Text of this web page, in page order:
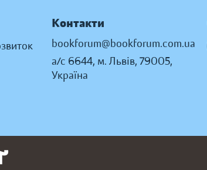
Контакти
bookforum@bookforum.com.ua
а/с 6644, м. Львів, 79005,
Україна